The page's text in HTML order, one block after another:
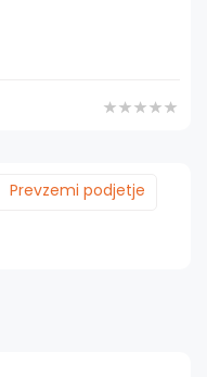
Prevzemi podjetje